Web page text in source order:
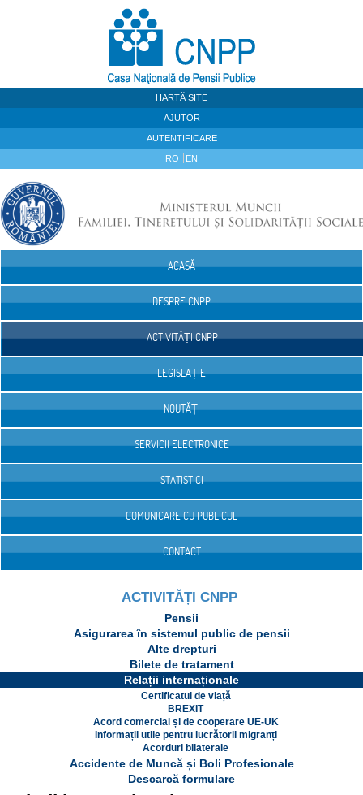
HARTĂ SITE
AJUTOR
AUTENTIFICARE
RO EN
ACASĂ
DESPRE CNPP
ACTIVITĂȚI CNPP
LEGISLAȚIE
NOUTĂȚI
SERVICII ELECTRONICE
STATISTICI
COMUNICARE CU PUBLICUL
CONTACT
ACTIVITĂȚI CNPP
Pensii
Asigurarea în sistemul public de pensii
Alte drepturi
Bilete de tratament
Relații internaționale
Certificatul de viață
BREXIT
Acord comercial și de cooperare UE-UK
Informații utile pentru lucrătorii migranți
Acorduri bilaterale
Accidente de Muncă și Boli Profesionale
Descarcă formulare